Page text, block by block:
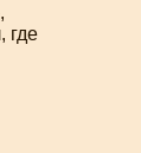
где